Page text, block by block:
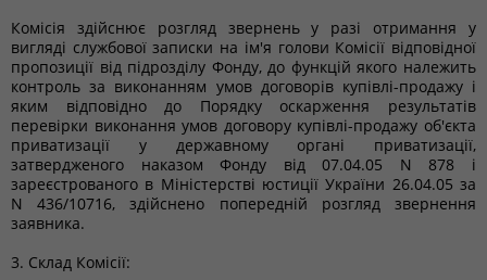
Комісія здійснює розгляд звернень у разі отримання у
вигляді службової записки на ім'я голови Комісії відповідної
пропозиції від підрозділу Фонду, до функцій якого належить
контроль за виконанням умов договорів купівлі-продажу і
яким відповідно до Порядку оскарження результатів
перевірки виконання умов договору купівлі-продажу об'єкта
приватизації у державному органі приватизації,
затвердженого наказом Фонду від 07.04.05 N 878 і
зареєстрованого в Міністерстві юстиції України 26.04.05 за
N 436/10716, здійснено попередній розгляд звернення
заявника.
3. Склад Комісії: